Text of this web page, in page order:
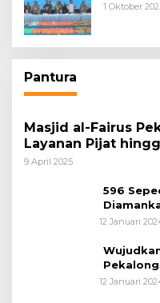
1 Oktober
Pantura
Masjid al-Fairus
Layanan Pijat
bagi Pemudik
9 April 2025
596
12 Januari
Kepada
12 Januari